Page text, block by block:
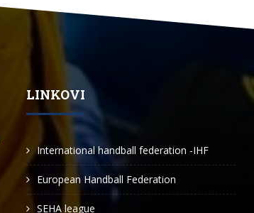
LINKOVI
International handball federation -IHF
European Handball Federation
SEHA league